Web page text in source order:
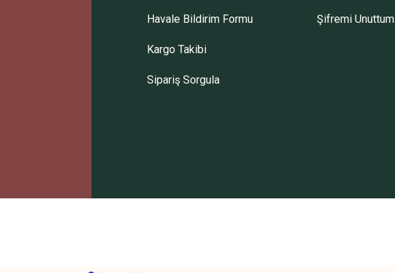
Gönder
Havale Bildirim Formu
Kargo Takibi
Sipariş Sorgula
Şifremi Unuttum